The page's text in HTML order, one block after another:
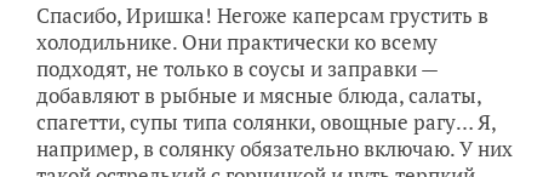
Спасибо, Иришка! Негоже каперсам грустить в
холодильнике. Они практически ко всему
подходят, не только в соусы и заправки —
добавляют в рыбные и мясные блюда, салаты,
спагетти, супы типа солянки, овощные рагу… Я,
например, в солянку обязательно включаю. У них